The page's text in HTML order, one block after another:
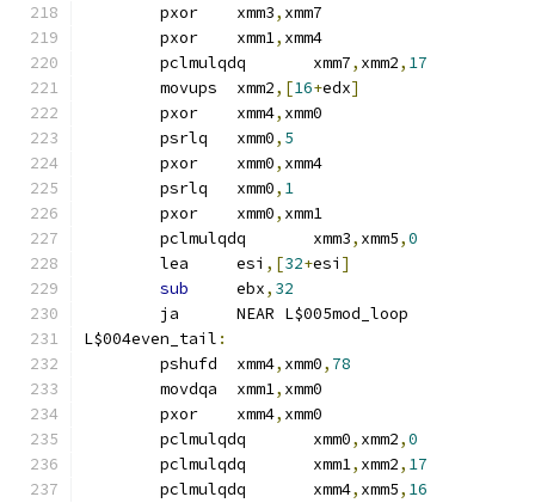
	pxor	xmm3
, xmm7
	pxor	xmm1
, xmm4
	pclmulqdq	xmm7
, xmm2, 17
	movups	xmm2
,[16+edx]
	pxor	xmm4
, xmm0
	psrlq	xmm0
, 5
	pxor	xmm0
, xmm4
	psrlq	xmm0
, 1
	pxor	xmm0
, xmm1
	pclmulqdq	xmm3
, xmm5,0
	lea	esi
,[32+esi ]
sub
	ebx
, 32
	ja	NEAR L$005mod_loop
L$004even_tail :
	pshufd	xmm4
, xmm0, 78
	movdqa	xmm1
, xmm0
	pxor	xmm4
, xmm0
	pclmulqdq	xmm0
, xmm2,0
	pclmulqdq	xmm1
, xmm2, 17
	pclmulqdq	xmm4
, xmm5, 16